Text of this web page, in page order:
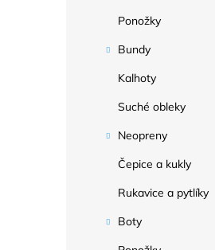
Ponožky
Bundy
Kalhoty
Suché obleky
Neopreny
Čepice a kukly
Rukavice a pytlíky
Boty